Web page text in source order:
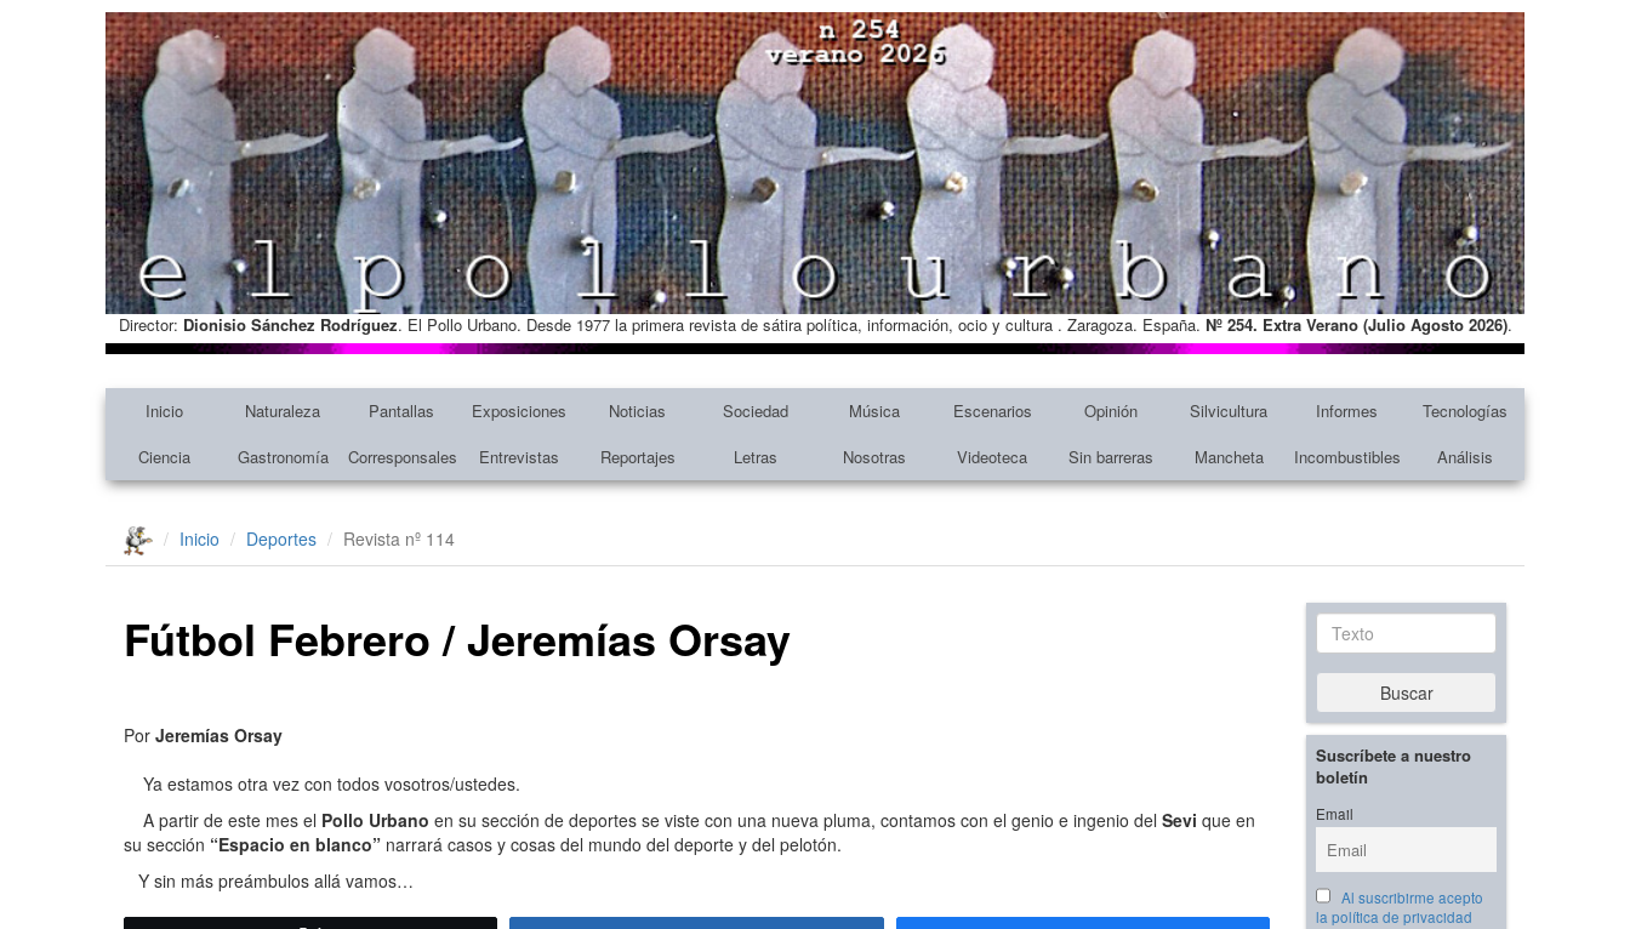
Director: Dionisio Sánchez Rodríguez. El Pollo Urbano. Desde 1977 la primera revista de sátira política, información, ocio y cultura . Zaragoza. España. Nº 254. Extra Verano (Julio Agosto 2026).
Inicio Naturaleza Pantallas Exposiciones Noticias Sociedad Música Escenarios Opinión Silvicultura Informes
Tecnologías
Ciencia
Gastronomía Corresponsales Entrevistas Reportajes Letras Nosotras Videoteca Sin barreras Mancheta Incombustibles Análisis
Inicio Deportes Revista nº 114
Fútbol Febrero / Jeremías Orsay
Por Jeremías Orsay
Ya estamos otra vez con todos vosotros/ustedes.
A partir de este mes el Pollo Urbano en su sección de deportes se viste con una nueva pluma, contamos con el genio e ingenio del Sevi que en
su sección “Espacio en blanco” narrará casos y cosas del mundo del deporte y del pelotón.
Y sin más preámbulos allá vamos…
Texto
Buscar
Suscríbete a nuestro
boletín
Email
Al suscribirme acepto
la política de privacidad